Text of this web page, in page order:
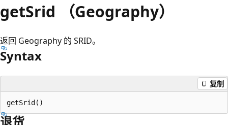
getSrid （Geography）
返回 Geography 的 SRID。
Syntax
复制
退货